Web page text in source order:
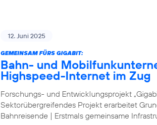
12. Juni 2025
GEMEINSAM FÜRS GIGABIT:
Bahn- und
Highspeed-Internet im Zug
Forschungs- und Entwicklungsprojekt
Sektorübergreifendes Projekt erarbeitet
Bahnreisende | Erstmals gemeinsame